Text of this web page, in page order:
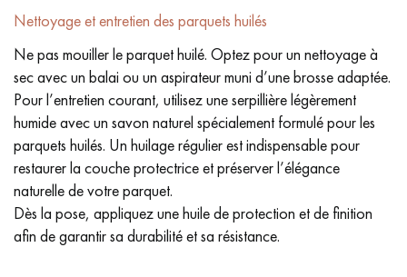
Nettoyage et entretien des parquets huilés
Ne pas mouiller le parquet huilé. Optez pour un nettoyage à
sec avec un balai ou un aspirateur muni d’une brosse adaptée.
Pour l’entretien courant, utilisez une serpillière légèrement
humide avec un savon naturel spécialement formulé pour les
parquets huilés. Un huilage régulier est indispensable pour
restaurer la couche protectrice et préserver l’élégance
naturelle de votre parquet.
Dès la pose, appliquez une huile de protection et de finition
afin de garantir sa durabilité et sa résistance.